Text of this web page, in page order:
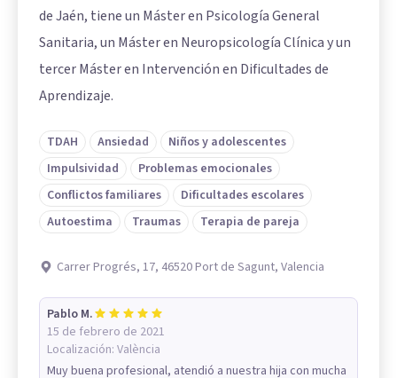
de Jaén, tiene un Máster en Psicología General
Sanitaria, un Máster en Neuropsicología Clínica y un
tercer Máster en Intervención en Dificultades de
Aprendizaje.
TDAH Ansiedad
Niños y adolescentes
Impulsividad
Problemas emocionales
Conflictos familiares
Dificultades escolares
Autoestima
Traumas Terapia de pareja
Carrer Progrés, 17, 46520 Port de Sagunt, Valencia
Pablo M.
15 de febrero de 2021
Localización: València
Muy buena profesional, atendió a nuestra hija con mucha